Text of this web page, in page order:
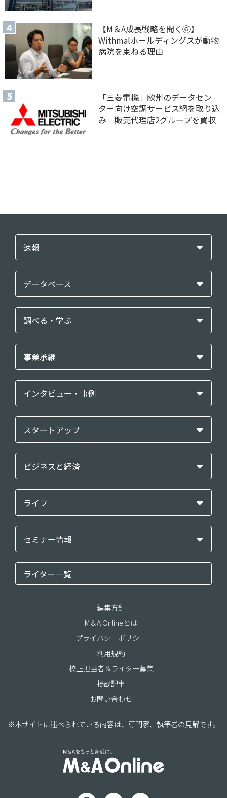
【M＆A 成長戦略を聞く⑥】
Withmalホールディングスが動物
病院を束ねる理由
「三菱電機」欧州のデータセン
ター向け空調サービス網を取り込
み 販売代理店2グループを買収
速報
データベース
調べる・学ぶ
事業承継
インタビュー・事例
スタートアップ
ビジネスと経済
ライフ
セミナー情報
ライター一覧
編集方針
M＆A Onlineとは
プライバシーポリシー
利用規約
校正担当者＆ライター募集
掲載記事
お問い合わせ
※本サイトに述べられている内容は、専門家、執筆者の見解です。